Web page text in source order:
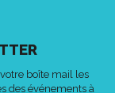
boîte mail les
des événements à